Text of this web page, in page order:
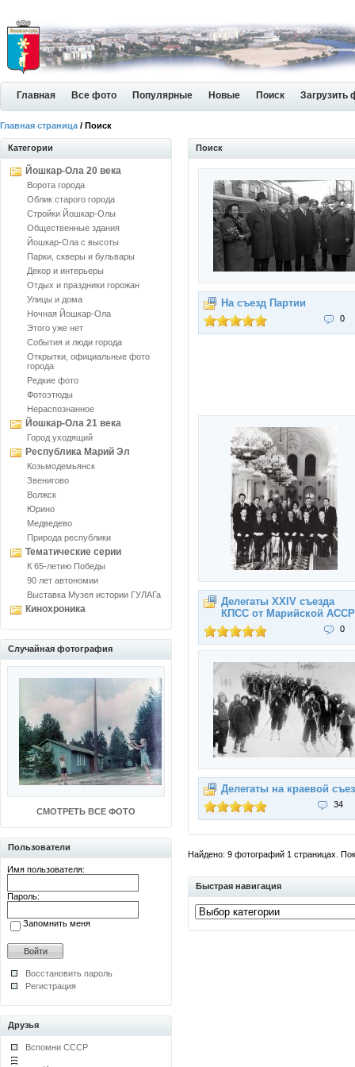
Главная Все фото Популярные Новые Поиск Загрузить
Главная страница / Поиск
Категории
Йошкар-Ола 20 века
Ворота города
Облик старого города
Стройки Йошкар-Олы
Общественные здания
Йошкар-Ола с высоты
Парки, скверы и бульвары
Декор и интерьеры
Отдых и праздники горожан
Улицы и дома
Ночная Йошкар-Ола
Этого уже нет
События и люди города
Открытки, официальные фото
города
Редкие фото
Фотоэтюды
Нераспознанное
Йошкар-Ола 21 века
Город уходящий
Республика Марий Эл
Козьмодемьянск
Звенигово
Волжск
Юрино
Медведево
Природа республики
Тематические серии
К 65-летию Победы
90 лет автономии
Выставка Музея истории ГУЛАГа
Кинохроника
Случайная фотография
СМОТРЕТЬ ВСЕ ФОТО
Пользователи
Имя пользователя:
Пароль:
Запомнить меня
Восстановить пароль
Регистрация
Друзья
Вспомни СССР
Поиск
На съезд Партии
0
Делегаты XXIV съезда
КПСС от Марийской АССР
0
Делегаты на краевой
34
Найдено: 9 фотографий 1 страницах.
Быстрая навигация